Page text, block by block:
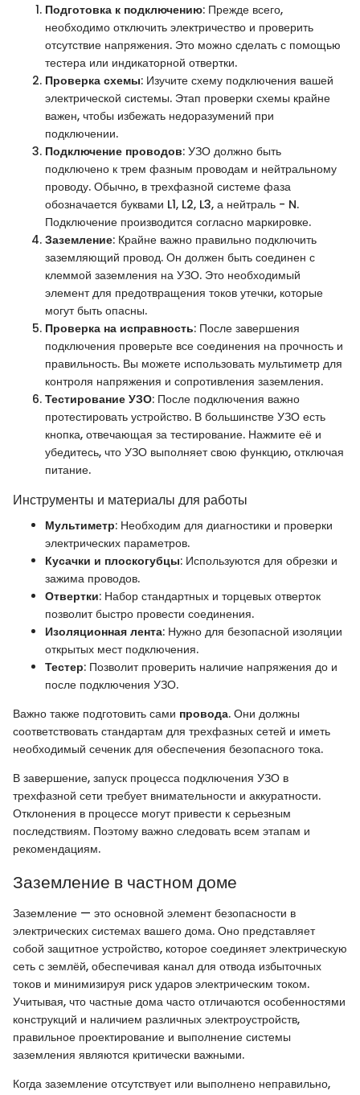
Подготовка к подключению: Прежде всего,
необходимо отключить электричество и проверить
отсутствие напряжения. Это можно сделать с помощью
тестера или индикаторной отвертки.
Проверка схемы: Изучите схему подключения вашей
электрической системы. Этап проверки схемы крайне
важен, чтобы избежать недоразумений при
подключении.
Подключение проводов: УЗО должно быть
подключено к трем фазным проводам и нейтральному
проводу. Обычно, в трехфазной системе фаза
обозначается буквами L1, L2, L3, а нейтраль - N.
Подключение производится согласно маркировке.
Заземление: Крайне важно правильно подключить
заземляющий провод. Он должен быть соединен с
клеммой заземления на УЗО. Это необходимый
элемент для предотвращения токов утечки, которые
могут быть опасны.
Проверка на исправность: После завершения
подключения проверьте все соединения на прочность и
правильность. Вы можете использовать мультиметр для
контроля напряжения и сопротивления заземления.
Тестирование УЗО: После подключения важно
протестировать устройство. В большинстве УЗО есть
кнопка, отвечающая за тестирование. Нажмите её и
убедитесь, что УЗО выполняет свою функцию, отключая
питание.
Инструменты и материалы для работы
Мультиметр: Необходим для диагностики и проверки
электрических параметров.
Кусачки и плоскогубцы: Используются для обрезки и
зажима проводов.
Отвертки: Набор стандартных и торцевых отверток
позволит быстро провести соединения.
Изоляционная лента: Нужно для безопасной изоляции
открытых мест подключения.
Тестер: Позволит проверить наличие напряжения до и
после подключения УЗО.
Важно также подготовить сами провода. Они должны
соответствовать стандартам для трехфазных сетей и иметь
необходимый сеченик для обеспечения безопасного тока.
В завершение, запуск процесса подключения УЗО в
трехфазной сети требует внимательности и аккуратности.
Отклонения в процессе могут привести к серьезным
последствиям. Поэтому важно следовать всем этапам и
рекомендациям.
Заземление в частном доме
Заземление — это основной элемент безопасности в
электрических системах вашего дома. Оно представляет
собой защитное устройство, которое соединяет электрическую
сеть с землёй, обеспечивая канал для отвода избыточных
токов и минимизируя риск ударов электрическим током.
Учитывая, что частные дома часто отличаются особенностями
конструкций и наличием различных электроустройств,
правильное проектирование и выполнение системы
заземления являются критически важными.
Когда заземление отсутствует или выполнено неправильно,